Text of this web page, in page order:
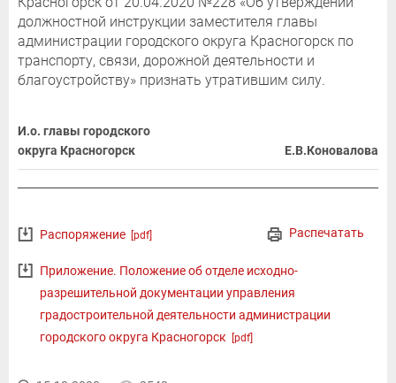
должностной инструкции заместителя главы
администрации городского округа Красногорск по
транспорту, связи, дорожной деятельности и
благоустройству» признать утратившим силу.
И.о. главы городского
округа Красногорск
Е.В.Коновалова
Распечатать
Распоряжение [pdf]
Приложение. Положение об отделе исходно-
разрешительной документации управления
градостроительной деятельности администрации
городского округа Красногорск
[pdf]